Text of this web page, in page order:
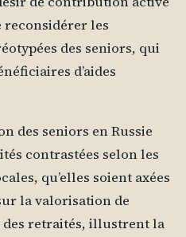
reconsidérer les
des seniors, qui
d’aides
des seniors en Russie
contrastées selon les
qu’elles soient axées
la valorisation de
retraités, illustrent la